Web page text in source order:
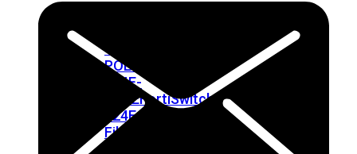
424E-
POE
424E-
FPOEFortiSwitch
424E-
Fiber